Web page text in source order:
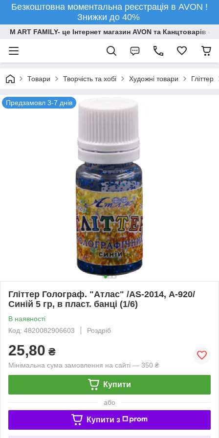
Безкоштовна моментальна реєстрація в AVON !
Знижки до 40%
M ART FAMILY- це Інтернет магазин AVON та Канцтоварів
Товари Творчiсть та хобi Художні товари Гліттер
Предзамовл 3-7 днів
Гліттер Голограф. "Атлас" /AS-2014, А-920/
Синій 5 гр, в пласт. банці (1/6)
В наявності
Код: 4820082906603
Роздріб
25,80 ₴
Мінімальна сума замовлення на сайті — 350 ₴
Купити
або
Купити з